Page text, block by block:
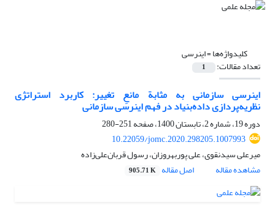
کلیدواژه‌ها =اینرسی
تعداد مقالات: 1
اینرسی سازمانی به مثابة مانعِ تغییر: کاربرد استراتژی
نظریه‌پردازی داده‌بنیاد در فهم اینرسی سازمانی
دوره 19، شماره 2، تابستان 1400، صفحه
251-280
10.22059/jomc.2020.298205.1007993
میرعلی سیدنقوی، علی پوربهروزان، رسول قربان‌علی‌زاده
مشاهده مقاله
اصل مقاله 905.71 K